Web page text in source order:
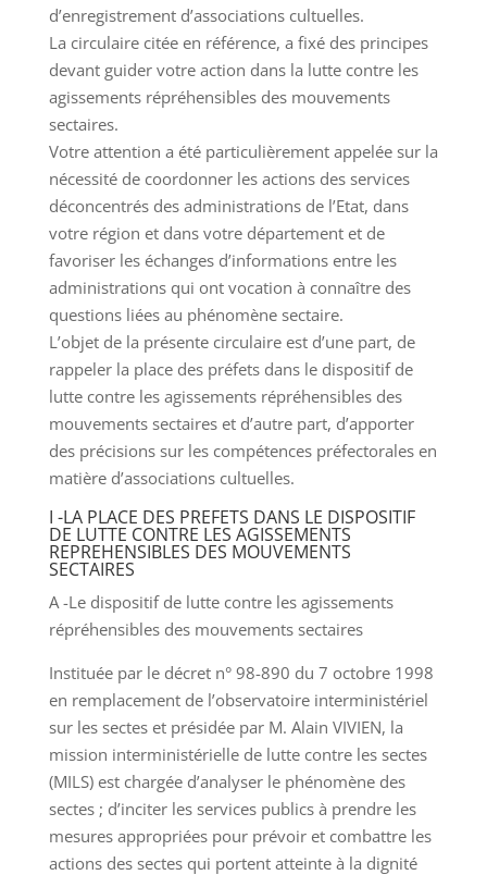
d’enregistrement d’associations cultuelles.
La circulaire citée en référence, a fixé des principes
devant guider votre action dans la lutte contre les
agissements répréhensibles des mouvements
sectaires.
Votre attention a été particulièrement appelée sur la
nécessité de coordonner les actions des services
déconcentrés des administrations de l’Etat, dans
votre région et dans votre département et de
favoriser les échanges d’informations entre les
administrations qui ont vocation à connaître des
questions liées au phénomène sectaire.
L’objet de la présente circulaire est d’une part, de
rappeler la place des préfets dans le dispositif de
lutte contre les agissements répréhensibles des
mouvements sectaires et d’autre part, d’apporter
des précisions sur les compétences préfectorales en
matière d’associations cultuelles.
I -LA PLACE DES PREFETS DANS LE DISPOSITIF
DE LUTTE CONTRE LES AGISSEMENTS
REPREHENSIBLES DES MOUVEMENTS
SECTAIRES
A -Le dispositif de lutte contre les agissements
répréhensibles des mouvements sectaires
Instituée par le décret n° 98-890 du 7 octobre 1998
en remplacement de l’observatoire interministériel
sur les sectes et présidée par M. Alain VIVIEN, la
mission interministérielle de lutte contre les sectes
(MILS) est chargée d’analyser le phénomène des
sectes ; d’inciter les services publics à prendre les
mesures appropriées pour prévoir et combattre les
actions des sectes qui portent atteinte à la dignité